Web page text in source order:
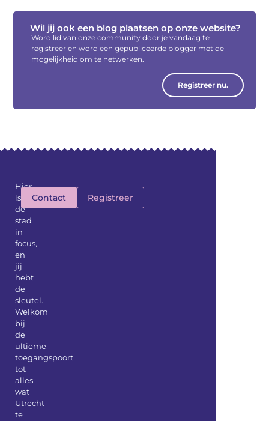
Wil jij ook een blog plaatsen op onze website?
Word lid van onze community door je vandaag te
registreer en word een gepubliceerde blogger met de
mogelijkheid om te netwerken.
Registreer nu.
Hier
is
de
stad
in
focus,
en
jij
hebt
de
sleutel.
Welkom
bij
de
ultieme
toegangspoort
tot
alles
wat
Utrecht
te
Contact Registreer